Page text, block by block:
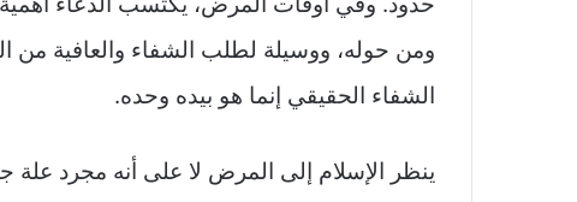
ومن حوله، ووسيلة لطلب الشفاء والعافية من
الشفاء الحقيقي إنما هو بيده وحده.
ينظر الإسلام إلى المرض لا على أنه مجرد علة